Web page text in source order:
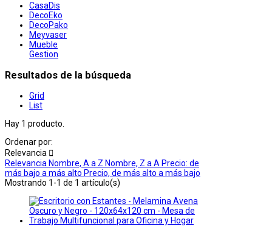
CasaDis
DecoEko
DecoPako
Meyvaser
Mueble
Gestion
Resultados de la búsqueda
Grid
List
Hay 1 producto.
Ordenar por:
Relevancia 
Relevancia Nombre, A a Z Nombre, Z a A Precio: de
más bajo a más alto Precio, de más alto a más bajo
Mostrando 1-1 de 1 artículo(s)